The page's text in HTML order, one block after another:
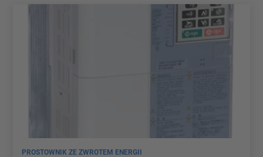
PROSTOWNIK ZE ZWROTEM ENERGII